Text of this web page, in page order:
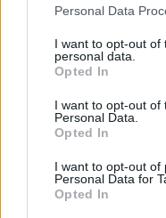
Personal Data
I want to opt-out of
personal data.
Opted In
I want to opt-out of
Personal Data.
Opted In
I want to opt-out of
Personal Data for
Opted In
KEDVES
A keresett cikk a
tartozik, melynek
regisztrációhoz
Az előfizetés a
Portfolio.hu
Kötéslisták: